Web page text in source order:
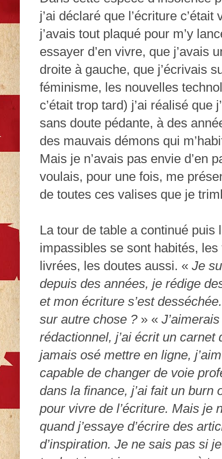
j’ai déclaré que l’écriture
j’avais tout plaqué pour m’y
essayer d’en vivre, que j’avais
droite à gauche, que j’écrivais
féminisme, les nouvelles
c’était trop tard) j’ai réalisé que
sans doute pédante, à des
des mauvais démons qui
Mais je n’avais pas envie d’en
voulais, pour une fois, me
de toutes ces valises que je
La tour de table a continué puis
impassibles se sont habités,
livrées, les doutes aussi. « Je
depuis des années, je rédige
et mon écriture s’est
sur autre chose ? » «
rédactionnel, j’ai écrit un carnet
jamais osé mettre en ligne,
capable de changer de voie
dans la finance, j’ai fait un
pour vivre de l’écriture. Mais je
quand j’essaye d’écrire des
d’inspiration. Je ne sais pas si